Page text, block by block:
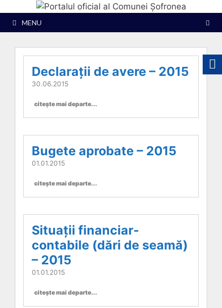
conținut
MENU
Declarații de avere – 2015
30.06.2015
citește mai departe...
Bugete aprobate – 2015
01.01.2015
citește mai departe...
Situații financiar-
contabile (dări de seamă)
– 2015
01.01.2015
citește mai departe...